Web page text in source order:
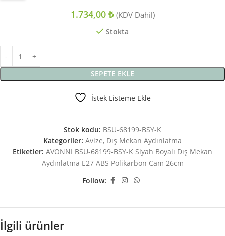
1.734,00 ₺ (KDV Dahil)
Stokta
SEPETE EKLE
İstek Listeme Ekle
Stok kodu: BSU-68199-BSY-K
Kategoriler: Avize, Dış Mekan Aydınlatma
Etiketler: AVONNI BSU-68199-BSY-K Siyah Boyalı Dış Mekan
Aydınlatma E27 ABS Polikarbon Cam 26cm
Follow:
İlgili ürünler